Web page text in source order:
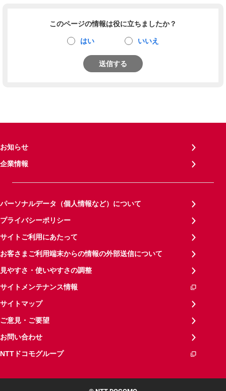
このページの情報は役に立ちましたか？
はい いいえ
送信する
お知らせ
企業情報
パーソナルデータ（個人情報など）について
プライバシーポリシー
サイトご利用にあたって
お客さまご利用端末からの情報の外部送信について
見やすさ・使いやすさの調整
サイトメンテナンス情報
サイトマップ
ご意見・ご要望
お問い合わせ
NTTドコモグループ